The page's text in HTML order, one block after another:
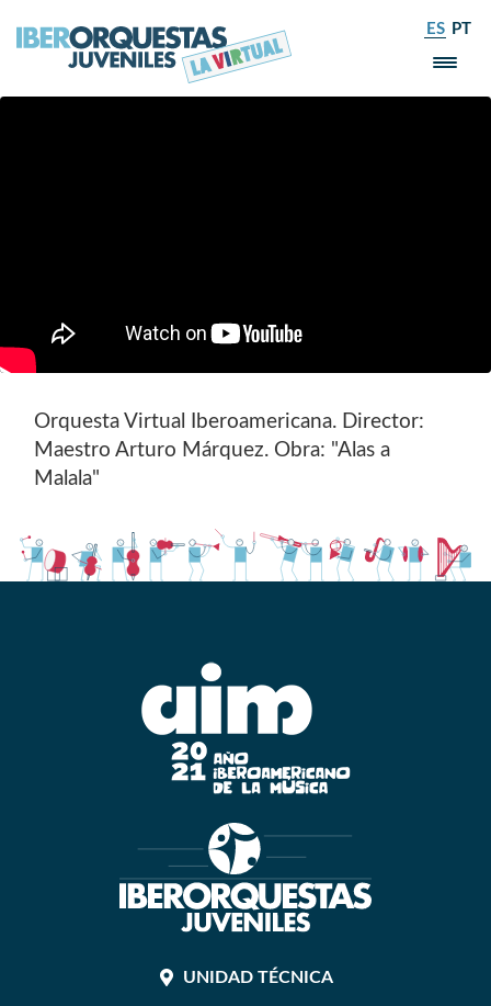
ES PT
×
Orquesta Virtual Iberoamericana. Director:
Maestro Arturo Márquez. Obra: "Alas a
Malala"
UNIDAD TÉCNICA